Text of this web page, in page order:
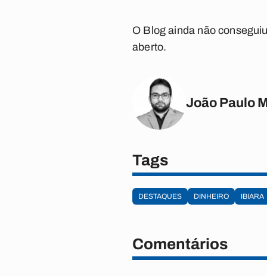
O Blog ainda não
aberto.
João Paulo
Tags
DESTAQUES DINHEIRO IBIARA
Comentários